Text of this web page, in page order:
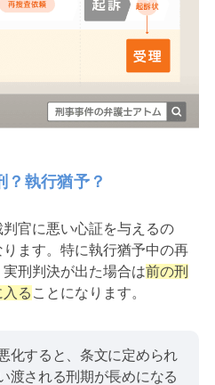
？執行猶予？
官に悪い心証を与えるの
ます。特に執行猶予中の再
刑判決が出た場合は前の刑
る ことになります。
化すると、条文に定められ
渡される刑期が長めになる